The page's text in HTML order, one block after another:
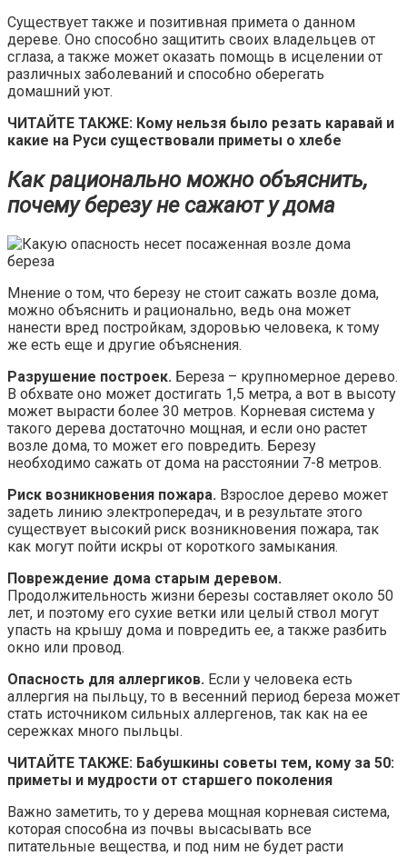
Существует также и позитивная примета о данном
дереве. Оно способно защитить своих владельцев от
сглаза, а также может оказать помощь в исцелении от
различных заболеваний и способно оберегать
домашний уют.
ЧИТАЙТЕ ТАКЖЕ: Кому нельзя было резать каравай и
какие на Руси существовали приметы о хлебе
Как рационально можно объяснить,
почему березу не сажают у дома
Мнение о том, что березу не стоит сажать возле дома,
можно объяснить и рационально, ведь она может
нанести вред постройкам, здоровью человека, к тому
же есть еще и другие объяснения.
Разрушение построек. Береза – крупномерное дерево.
В обхвате оно может достигать 1,5 метра, а вот в высоту
может вырасти более 30 метров. Корневая система у
такого дерева достаточно мощная, и если оно растет
возле дома, то может его повредить. Березу
необходимо сажать от дома на расстоянии 7-8 метров.
Риск возникновения пожара. Взрослое дерево может
задеть линию электропередач, и в результате этого
существует высокий риск возникновения пожара, так
как могут пойти искры от короткого замыкания.
Повреждение дома старым деревом.
Продолжительность жизни березы составляет около 50
лет, и поэтому его сухие ветки или целый ствол могут
упасть на крышу дома и повредить ее, а также разбить
окно или провод.
Опасность для аллергиков. Если у человека есть
аллергия на пыльцу, то в весенний период береза может
стать источником сильных аллергенов, так как на ее
сережках много пыльцы.
ЧИТАЙТЕ ТАКЖЕ: Бабушкины советы тем, кому за 50:
приметы и мудрости от старшего поколения
Важно заметить, то у дерева мощная корневая система,
которая способна из почвы высасывать все
питательные вещества, и под ним не будет расти